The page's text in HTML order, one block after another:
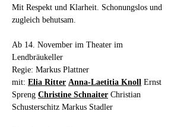
Mit Respekt und Klarheit. Schonungslos und
zugleich behutsam.
Ab 14. November im Theater im
Lendbräukeller
Regie: Markus Plattner
mit: Elia Ritter Anna-Laetitia Knoll Ernst
Spreng Christine Schnaiter Christian
Schusterschitz Markus Stadler